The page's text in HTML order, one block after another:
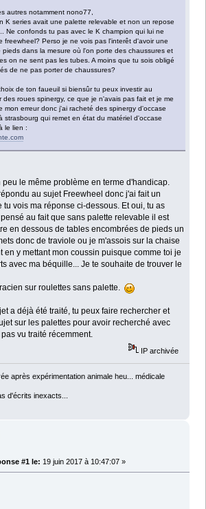
autres notamment nono77,
K series avait une palette relevable et non un repose
Ne confonds tu pas avec le K champion qui lui ne
freewheel? Perso je ne vois pas l'interêt d'avoir une
pieds dans la mesure où l'on porte des chaussures et
on ne sent pas les tubes. A moins que tu sois obligé
de ne pas porter de chaussures?
de ton faueuil si biensûr tu peux investir au
des roues spinergy, ce que je n'avais pas fait et je me
mon erreur donc j'ai racheté des spinergy d'occase
strasbourg qui remet en état du matériel d'occase
le lien :
le même problème en terme d'handicap.
au sujet Freewheel donc j'ai fait un
vois ma réponse ci-dessous. Et oui, tu as
au fait que sans palette relevable il est
en dessous de tables encombrées de pieds un
donc de traviole ou je m'assois sur la chaise
en y mettant mon coussin puisque comme toi je
avec ma béquille... Je te souhaite de trouver le
sur roulettes sans palette.
a déjà été traité, tu peux faire rechercher et
sur les palettes pour avoir recherché avec
vu traité récemment.
IP archivée
après expérimentation animale heu... médicale
d'écrits inexacts...
#1 le: 19 juin 2017 à 10:47:07 »